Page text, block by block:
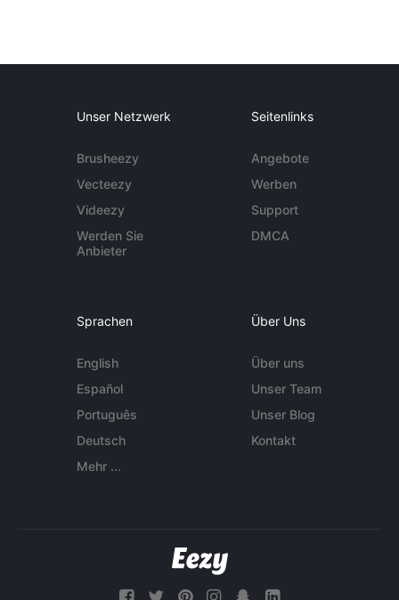
Unser Netzwerk
Brusheezy
Vecteezy
Videezy
Werden Sie
Anbieter
Seitenlinks
Angebote
Werben
Support
DMCA
Sprachen
English
Español
Português
Deutsch
Mehr ...
Über Uns
Über uns
Unser Team
Unser Blog
Kontakt